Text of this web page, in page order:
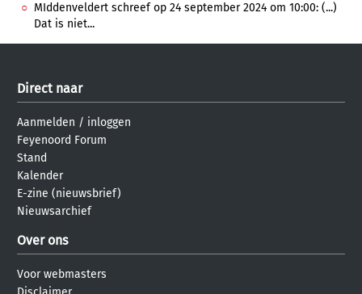
MIddenveldert schreef op 24 september 2024 om 10:00: (...)
Dat is niet...
Direct naar
Aanmelden / inloggen
Feyenoord Forum
Stand
Kalender
E-zine (nieuwsbrief)
Nieuwsarchief
Over ons
Voor webmasters